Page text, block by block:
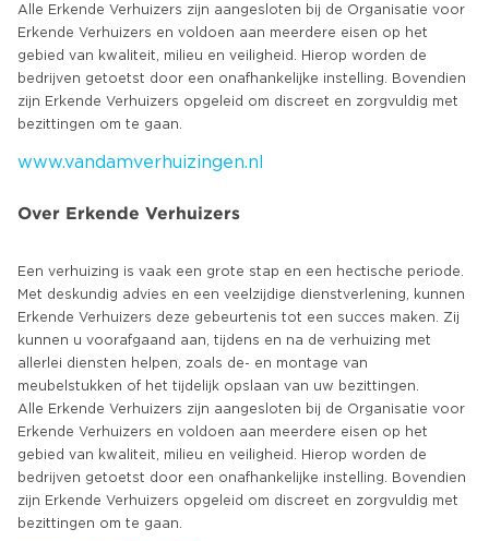
Alle Erkende Verhuizers zijn aangesloten bij de Organisatie voor
Erkende Verhuizers en voldoen aan meerdere eisen op het
gebied van kwaliteit, milieu en veiligheid. Hierop worden de
bedrijven getoetst door een onafhankelijke instelling. Bovendien
zijn Erkende Verhuizers opgeleid om discreet en zorgvuldig met
www.vandamverhuizingen.nl
Over Erkende Verhuizers
Een verhuizing is vaak een grote stap en een hectische periode.
Met deskundig advies en een veelzijdige dienstverlening, kunnen
Erkende Verhuizers deze gebeurtenis tot een succes maken. Zij
kunnen u voorafgaand aan, tijdens en na de verhuizing met
allerlei diensten helpen, zoals de- en montage van
meubelstukken of het tijdelijk opslaan van uw bezittingen.
Alle Erkende Verhuizers zijn aangesloten bij de Organisatie voor
Erkende Verhuizers en voldoen aan meerdere eisen op het
gebied van kwaliteit, milieu en veiligheid. Hierop worden de
bedrijven getoetst door een onafhankelijke instelling. Bovendien
zijn Erkende Verhuizers opgeleid om discreet en zorgvuldig met